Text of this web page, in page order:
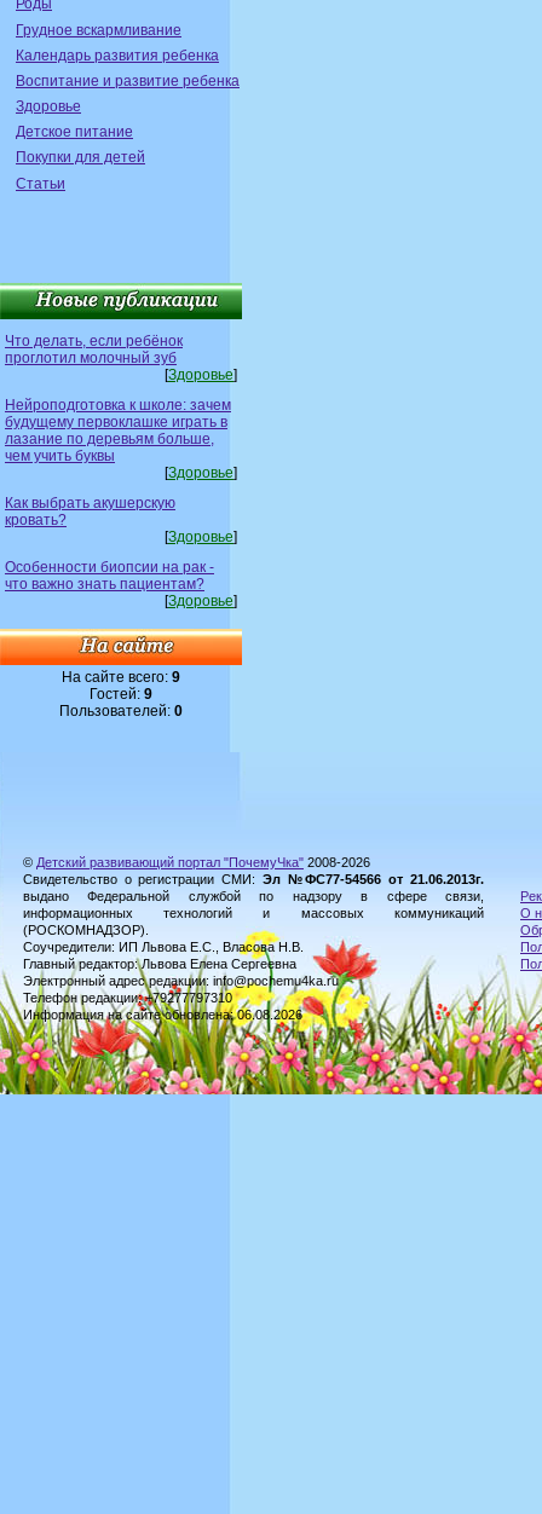
Роды
Грудное вскармливание
Календарь развития ребенка
Воспитание и развитие ребенка
Здоровье
Детское питание
Покупки для детей
Статьи
Что делать, если ребёнок
проглотил молочный зуб
[Здоровье]
Нейроподготовка к школе: зачем
будущему первоклашке играть в
лазание по деревьям больше,
чем учить буквы
[Здоровье]
Как выбрать акушерскую
кровать?
[Здоровье]
Особенности биопсии на рак -
что важно знать пациентам?
[Здоровье]
На сайте всего: 9
Гостей: 9
Пользователей: 0
© Детский развивающий портал "ПочемуЧка" 2008-2026
Свидетельство о регистрации СМИ: Эл №ФС77-54566 от 21.06.2013г.
выдано Федеральной службой по надзору в сфере связи,
информационных технологий и массовых коммуникаций
(РОСКОМНАДЗОР).
Соучредители: ИП Львова Е.С., Власова Н.В.
Главный редактор: Львова Елена Сергеевна
Электронный адрес редакции: info@pochemu4ka.ru
Телефон редакции: +79277797310
Информация на сайте обновлена: 06.08.2026
О